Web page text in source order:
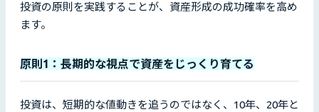
投資の原則を実践することが、資産形成の成功確率を高め
ます。
原則1：長期的な視点で資産をじっくり育てる
投資は、短期的な値動きを追うのではなく、10年、20年と